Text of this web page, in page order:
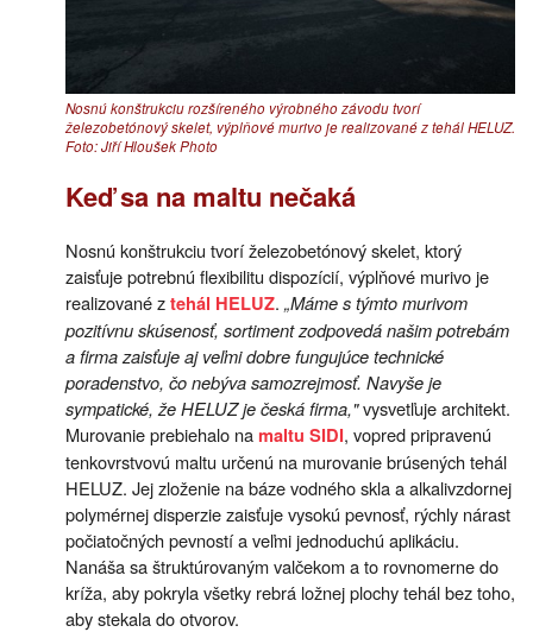
Nosnú konštrukciu rozšíreného výrobného závodu tvorí
železobetónový skelet, výplňové murivo je realizované z tehál HELUZ.
Foto: Jiří Hloušek Photo
Keď sa na maltu nečaká
Nosnú konštrukciu tvorí železobetónový skelet, ktorý
zaisťuje potrebnú flexibilitu dispozícií, výplňové murivo je
realizované ztehál HELUZ. „Máme s týmto murivom
pozitívnu skúsenosť, sortiment zodpovedá našim potrebám
a firma zaisťuje aj veľmi dobre fungujúce technické
poradenstvo, čo nebýva samozrejmosť. Navyše je
sympatické, že HELUZ je česká firma,"vysvetľuje architekt.
Murovanie prebiehalo namaltu SIDI, vopred pripravenú
tenkovrstvovú maltu určenú na murovanie brúsených tehál
HELUZ. Jej zloženie na báze vodného skla a alkalivzdornej
polymérnej disperzie zaisťuje vysokú pevnosť, rýchly nárast
počiatočných pevností a veľmi jednoduchú aplikáciu.
Nanáša sa štruktúrovaným valčekom a to rovnomerne do
kríža, aby pokryla všetky rebrá ložnej plochy tehál bez toho,
aby stekala do otvorov.